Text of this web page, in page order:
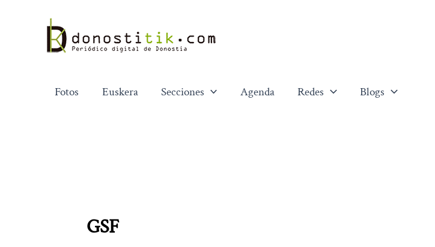
contenido
Fotos Euskera Secciones Agenda Redes Blogs
GSF